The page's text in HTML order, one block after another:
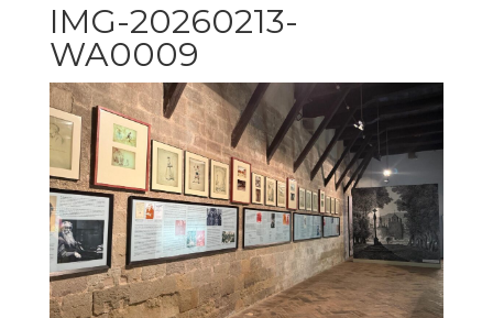
IMG-20260213-
WA0009